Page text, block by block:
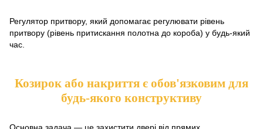
Регулятор притвору, який допомагає регулювати рівень
притвору (рівень притискання полотна до короба) у будь-який
час.
Козирок або накриття є обов'язковим для
будь-якого конструктиву